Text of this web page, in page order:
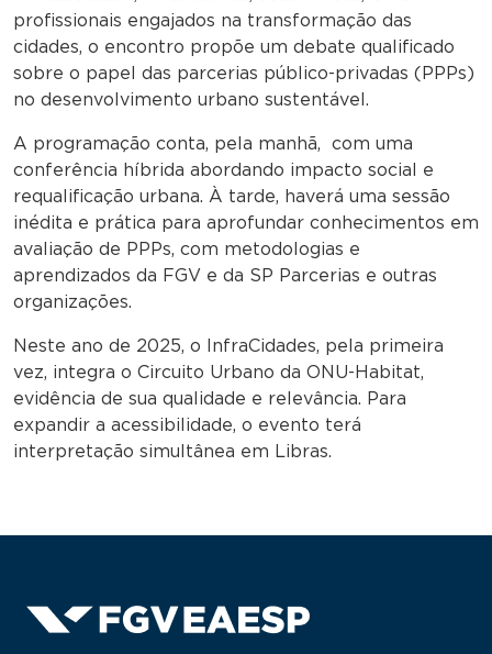
profissionais engajados na transformação das
cidades, o encontro propõe um debate qualificado
sobre o papel das parcerias público-privadas (PPPs)
no desenvolvimento urbano sustentável.
A programação conta, pela manhã, com uma
conferência híbrida abordando impacto social e
requalificação urbana. À tarde, haverá uma sessão
inédita e prática para aprofundar conhecimentos em
avaliação de PPPs, com metodologias e
aprendizados da FGV e da SP Parcerias e outras
organizações.
Neste ano de 2025, o InfraCidades, pela primeira
vez, integra o Circuito Urbano da ONU-Habitat,
evidência de sua qualidade e relevância. Para
expandir a acessibilidade, o evento terá
interpretação simultânea em Libras.